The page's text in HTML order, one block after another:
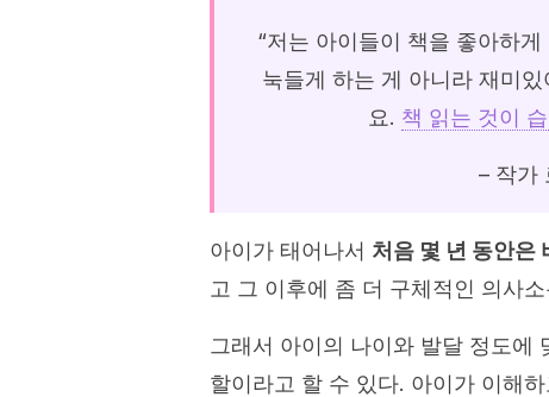
“저는 아이들이 책을 좋아하
눅들게 하는 게 아니라 재미
요. 책 읽는 것이
– 작가
아이가 태어나서 처음 몇 년 동안은
고 그 이후에 좀 더 구체적인 의사
그래서 아이의 나이와 발달 정도에
할이라고 할 수 있다. 아이가 이해